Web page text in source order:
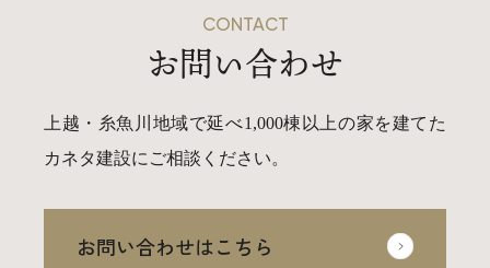
CONTACT
お問い合わせ
上越・糸魚川地域で延べ1,000棟以上の家を建てた
カネタ建設にご相談ください。
お問い合わせはこちら